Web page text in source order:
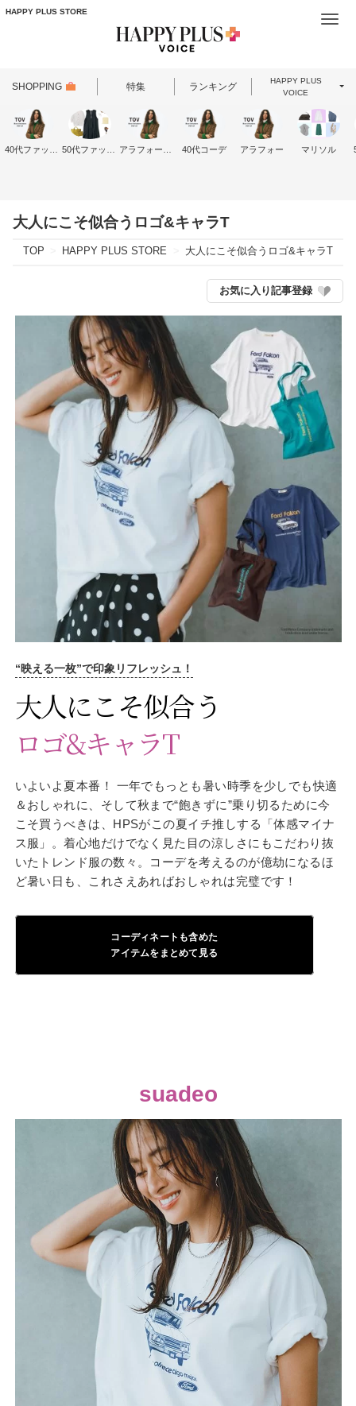
HAPPY PLUS STORE
SHOPPING 特集 ランキング
HAPPY PLUS
VOICE
40代コーデ アラフォー マリソル
大人にこそ似合うロゴ&キャラT
TOP HAPPY PLUS STORE 大人にこそ似合うロゴ&キャラT
お気に入り記事登録
“映える一枚”で印象リフレッシュ！
大人にこそ似合う
ロゴ&キャラT
いよいよ夏本番！ 一年でもっとも暑い時季を少しでも快適
＆おしゃれに、そして秋まで“飽きずに”乗り切るために今
こそ買うべきは、HPSがこの夏イチ推しする「体感マイナ
ス服」。着心地だけでなく見た目の涼しさにもこだわり抜
いたトレンド服の数々。コーデを考えるのが億劫になるほ
ど暑い日も、これさえあればおしゃれは完璧です！
コーディネートも含めた
アイテムをまとめて見る
suadeo